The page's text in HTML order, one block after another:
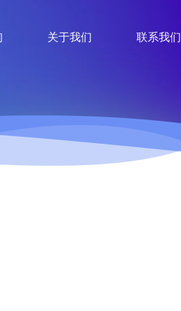
关于我们 联系我们